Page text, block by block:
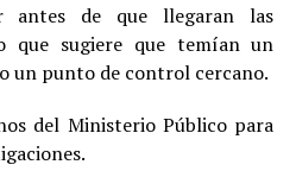
antes de que llegaran las
que sugiere que temían un
un punto de control cercano.
del Ministerio Público para